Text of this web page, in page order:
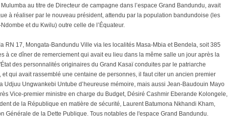
au titre de Directeur de campagne dans l’espace Grand Bandundu, avait
à réaliser par le nouveau président, attendu par la population bandundoise (les
et du Kwilu) outre celle de l’Équateur.
RN 17, Mongata-Bandundu Ville via les localités Masa-Mbia et Bendela, soit 385
à ce dîner de remerciement qui avait eu lieu dans la même salle un jour après la
des personnalités originaires du Grand Kasaï conduites par le patriarche
et qui avait rassemblé une centaine de personnes, il faut citer un ancien premier
Udjuu Ungwankebi Untube d’heureuse mémoire, mais aussi Jean-Baudouin Mayo
Vice-premier ministre en charge du Budget, Désiré Cashmir Eberande Kolongele,
de la République en matière de sécurité, Laurent Batumona Nkhandi Kham,
Générale de la Dette Publique. Tous notables de l'espace Grand Bandundu.